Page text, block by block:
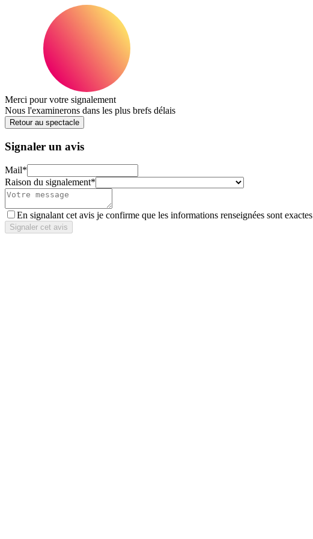
Merci pour votre signalement
Nous l'examinerons dans les plus brefs délais
Retour au spectacle
Signaler un avis
Mail*
Raison du signalement*
En signalant cet avis je confirme que les informations renseignées sont exactes
Signaler cet avis